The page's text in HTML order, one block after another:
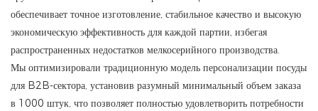
обеспечивает точное изготовление, стабильное качество и высокую
экономическую эффективность для каждой партии, избегая
распространенных недостатков мелкосерийного производства.
Мы оптимизировали традиционную модель персонализации посуды
для B2B-сектора, установив разумный минимальный объем заказа
в 1000 штук, что позволяет полностью удовлетворить потребности